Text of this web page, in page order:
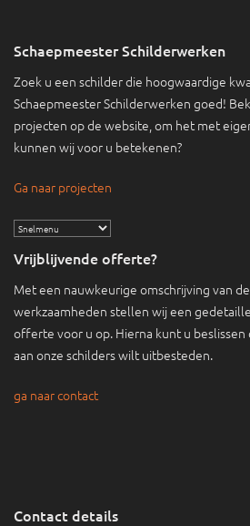
Schaepmeester Schilderwerken
Zoek u een schilder die hoogwaardige
Schaepmeester Schilderwerken goed!
projecten op de website, om het met
kunnen wij voor u betekenen?
Ga naar projecten
Vrijblijvende offerte?
Met een nauwkeurige omschrijving van
werkzaamheden stellen wij een
offerte voor u op. Hierna kunt u
aan onze schilders wilt uitbesteden.
ga naar contact
Contact details